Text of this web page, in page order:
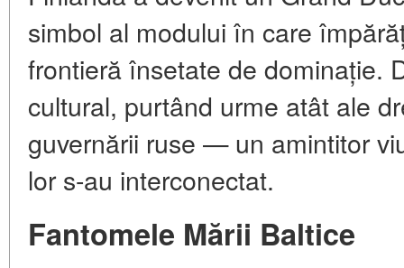
simbol al modului în care
frontieră însetate de dominație.
cultural, purtând urme atât ale
guvernării ruse — un amintitor
lor s-au interconectat.
Fantomele Mării Baltice